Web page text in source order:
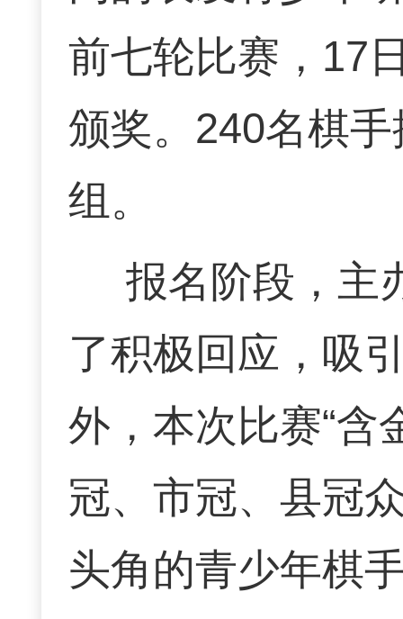
前七轮比赛，17
颁奖。240名棋
组。
报名阶段，主
了积极回应，吸
外，本次比赛“含
冠、市冠、县冠
头角的青少年棋